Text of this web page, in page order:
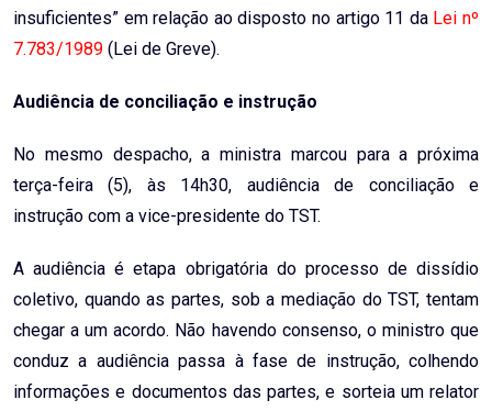
insuficientes” em relação ao disposto no artigo 11 da Lei nº
7.783/1989 (Lei de Greve).
Audiência de conciliação e instrução
No mesmo despacho, a ministra marcou para a próxima
terça-feira (5), às 14h30, audiência de conciliação e
instrução com a vice-presidente do TST.
A audiência é etapa obrigatória do processo de dissídio
coletivo, quando as partes, sob a mediação do TST, tentam
chegar a um acordo. Não havendo consenso, o ministro que
conduz a audiência passa à fase de instrução, colhendo
informações e documentos das partes, e sorteia um relator